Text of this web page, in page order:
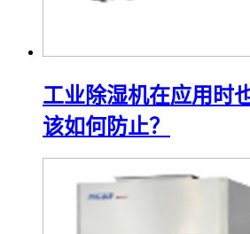
工业除湿机在应用时
该如何防止？